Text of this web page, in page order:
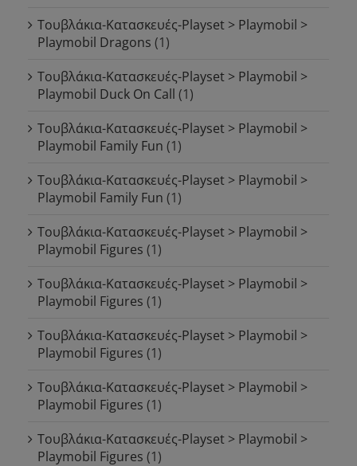
Τουβλάκια-Κατασκευές-Playset > Playmobil >
Playmobil Dragons (1)
Τουβλάκια-Κατασκευές-Playset > Playmobil >
Playmobil Duck On Call (1)
Τουβλάκια-Κατασκευές-Playset > Playmobil >
Playmobil Family Fun (1)
Τουβλάκια-Κατασκευές-Playset > Playmobil >
Playmobil Family Fun (1)
Τουβλάκια-Κατασκευές-Playset > Playmobil >
Playmobil Figures (1)
Τουβλάκια-Κατασκευές-Playset > Playmobil >
Playmobil Figures (1)
Τουβλάκια-Κατασκευές-Playset > Playmobil >
Playmobil Figures (1)
Τουβλάκια-Κατασκευές-Playset > Playmobil >
Playmobil Figures (1)
Τουβλάκια-Κατασκευές-Playset > Playmobil >
Playmobil Figures (1)